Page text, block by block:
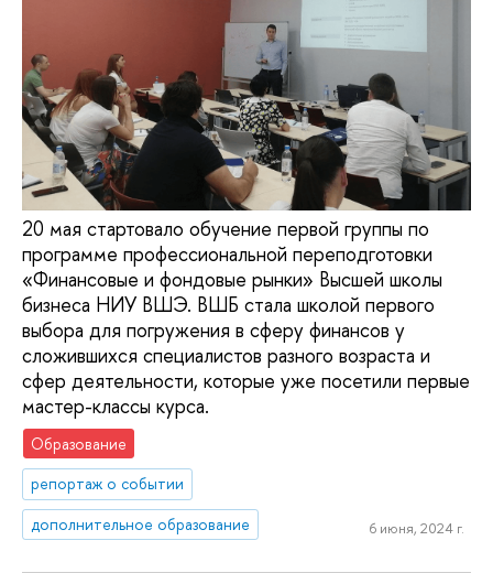
20 мая стартовало обучение первой группы по
программе профессиональной переподготовки
«Финансовые и фондовые рынки» Высшей школы
бизнеса НИУ ВШЭ. ВШБ стала школой первого
выбора для погружения в сферу финансов у
сложившихся специалистов разного возраста и
сфер деятельности, которые уже посетили первые
мастер-классы курса.
Образование
репортаж о событии
дополнительное образование
6 июня, 2024 г.